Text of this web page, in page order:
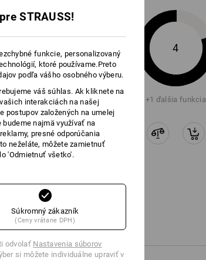
4
+5 ďalšie funkcie
4
+1 ďalšia funkcia
STRAUSS!
funkcie, personalizovaný
ktoré používame.Preto
podľa vášho osobného výberu.
váš súhlas. Ak kliknete na
interakciách na našej
postupov založených na umelej
najmä využívať na
presné odporúčania
neželáte, môžete zamietnuť
'Odmietnuť všetko'.
Súkromný zákazník
(Ceny vrátane DPH)
odvolať Nastavenia súborov
si môžete individuálne upraviť v